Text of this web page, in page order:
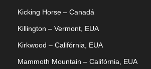
Kicking Horse – Canadá
Killington – Vermont, EUA
Kirkwood – Califórnia, EUA
Mammoth Mountain – Califórnia, EUA